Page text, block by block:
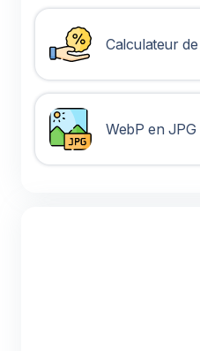
Calculateur
WebP en JPG